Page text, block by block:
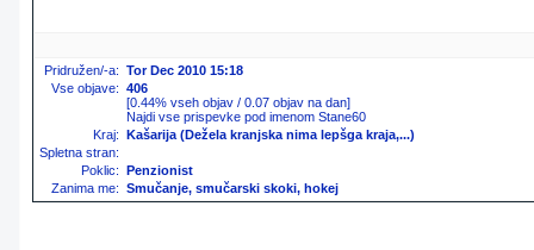
Pridružen/-a: Tor Dec 2010 15:18
Vse objave: 406
[0.44% vseh objav / 0.07 objav na dan]
Najdi vse prispevke pod imenom Stane60
Kraj: Kašarija (Dežela kranjska nima lepšga kraja,...)
Spletna stran:
Poklic: Penzionist
Zanima me: Smučanje, smučarski skoki, hokej